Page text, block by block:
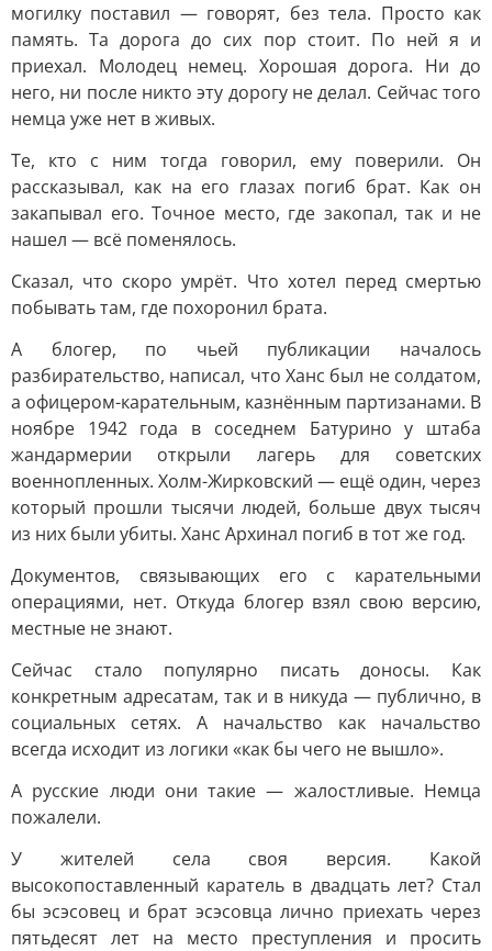
могилку поставил — говорят, без тела. Просто как
память. Та дорога до сих пор стоит. По ней я и
приехал. Молодец немец. Хорошая дорога. Ни до
него, ни после никто эту дорогу не делал. Сейчас того
немца уже нет в живых.
Те, кто с ним тогда говорил, ему поверили. Он
рассказывал, как на его глазах погиб брат. Как он
закапывал его. Точное место, где закопал, так и не
нашел — всё поменялось.
Сказал, что скоро умрёт. Что хотел перед смертью
побывать там, где похоронил брата.
А блогер, по чьей публикации началось
разбирательство, написал, что Ханс был не солдатом,
а офицером-карательным, казнённым партизанами. В
ноябре 1942 года в соседнем Батурино у штаба
жандармерии открыли лагерь для советских
военнопленных. Холм-Жирковский — ещё один, через
который прошли тысячи людей, больше двух тысяч
из них были убиты. Ханс Архинал погиб в тот же год.
Документов, связывающих его с карательными
операциями, нет. Откуда блогер взял свою версию,
местные не знают.
Сейчас стало популярно писать доносы. Как
конкретным адресатам, так и в никуда — публично, в
социальных сетях. А начальство как начальство
всегда исходит из логики «как бы чего не вышло».
А русские люди они такие — жалостливые. Немца
пожалели.
У жителей села своя версия. Какой
высокопоставленный каратель в двадцать лет? Стал
бы эсэсовец и брат эсэсовца лично приехать через
пятьдесят лет на место преступления и просить